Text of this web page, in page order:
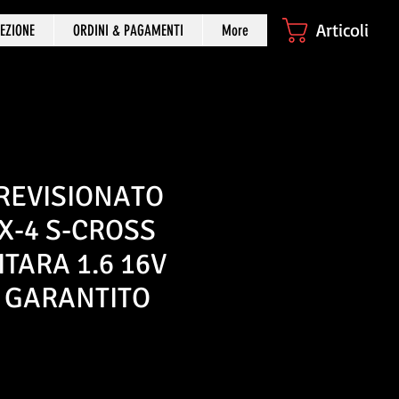
ORDINI & PAGAMENTI More Articoli
4 S-CROSS
1.6 16V